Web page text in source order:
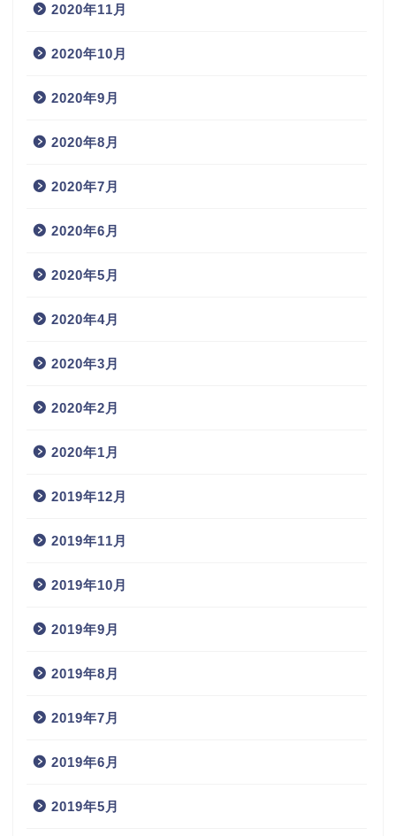
2020年11月
2020年10月
2020年9月
2020年8月
2020年7月
2020年6月
2020年5月
2020年4月
2020年3月
2020年2月
2020年1月
2019年12月
2019年11月
2019年10月
2019年9月
2019年8月
2019年7月
2019年6月
2019年5月